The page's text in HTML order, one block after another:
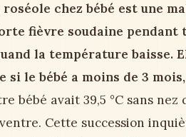
roséole chez bébé est une
fièvre soudaine pendant
la température baisse.
si le bébé a moins de 3
bébé avait 39,5 °C sans
Cette succession